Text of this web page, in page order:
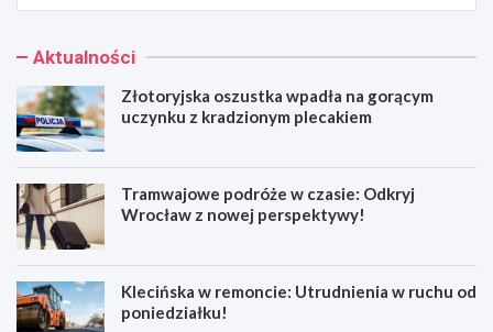
Aktualności
Złotoryjska oszustka wpadła na gorącym
uczynku z kradzionym plecakiem
Tramwajowe podróże w czasie: Odkryj
Wrocław z nowej perspektywy!
Klecińska w remoncie: Utrudnienia w ruchu od
poniedziałku!